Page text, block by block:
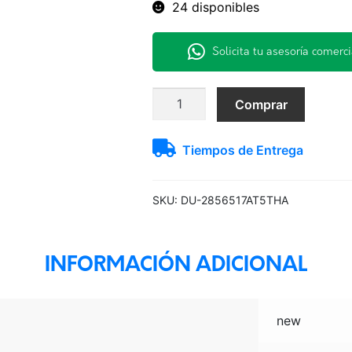
24 disponibles
Solicita tu asesoría
285/65R17
Dunlop
BLK
cantidad
Comprar
Tiempos de Entrega
SKU: DU-2856517AT5THA
INFORMACIÓN ADICIONAL
new